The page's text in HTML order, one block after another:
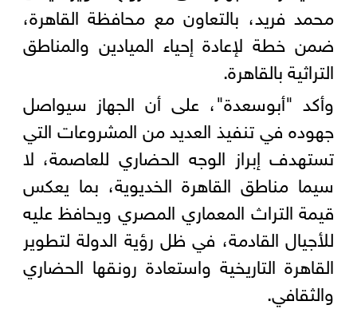
محمد فريد، بالتعاون مع محافظة القاهرة،
ضمن خطة لإعادة إحياء الميادين والمناطق
التراثية بالقاهرة.
وأكد "أبوسعدة"، على أن الجهاز سيواصل
جهوده في تنفيذ العديد من المشروعات التي
تستهدف إبراز الوجه الحضاري للعاصمة، لا
سيما مناطق القاهرة الخديوية، بما يعكس
قيمة التراث المعماري المصري ويحافظ عليه
للأجيال القادمة، في ظل رؤية الدولة لتطوير
القاهرة التاريخية واستعادة رونقها الحضاري
والثقافي.